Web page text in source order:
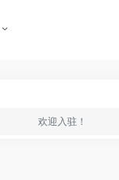
欢迎入驻！